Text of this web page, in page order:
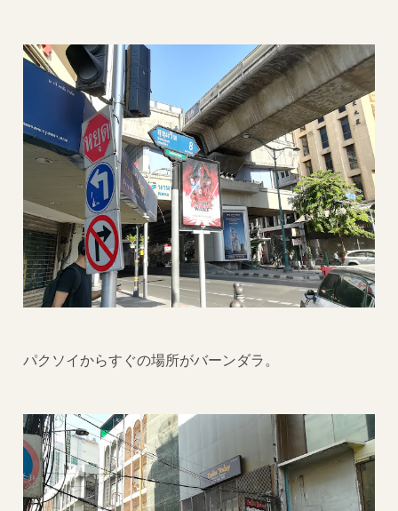
パクソイからすぐの場所がバーンダラ。